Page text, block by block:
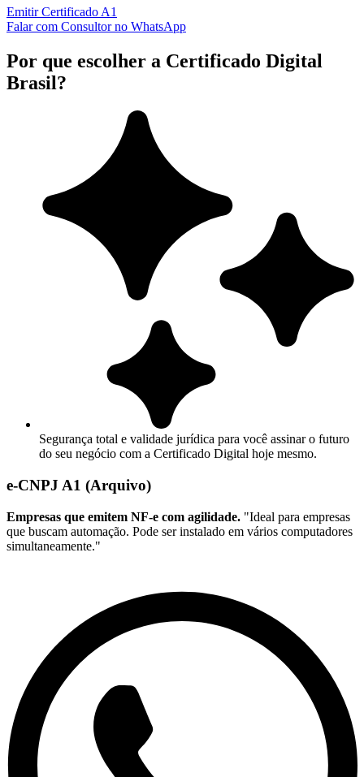
Emitir Certificado A1
Falar com Consultor no WhatsApp
Por que escolher a Certificado Digital
Brasil?
Segurança total e validade jurídica para você assinar o futuro
do seu negócio com a Certificado Digital hoje mesmo.
e-CNPJ A1 (Arquivo)
Empresas que emitem NF-e com agilidade. "Ideal para empresas
que buscam automação. Pode ser instalado em vários computadores
simultaneamente."